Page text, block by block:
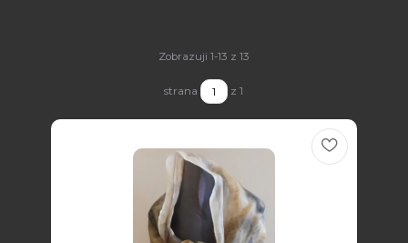
Zobrazuji 1-13 z 13
strana z 1